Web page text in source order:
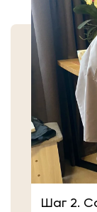
Или
Волос».
Шаг 2.